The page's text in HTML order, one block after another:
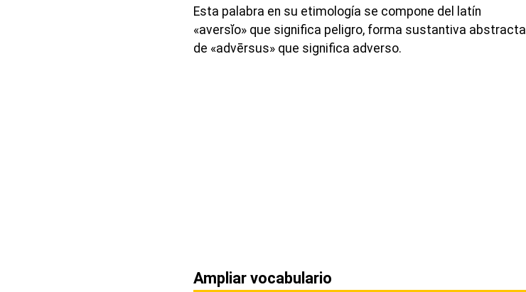
Esta palabra en su etimología se compone del latín
«aversĭo» que significa peligro, forma sustantiva abstracta
de «advērsus» que significa adverso.
Ampliar vocabulario